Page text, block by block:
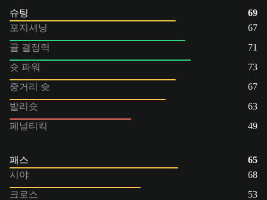
슈팅
69
포지셔닝
67
골 결정력
71
슛 파워
73
중거리 슛
67
발리슛
63
페널티킥
49
패스
65
시야
68
크로스
53